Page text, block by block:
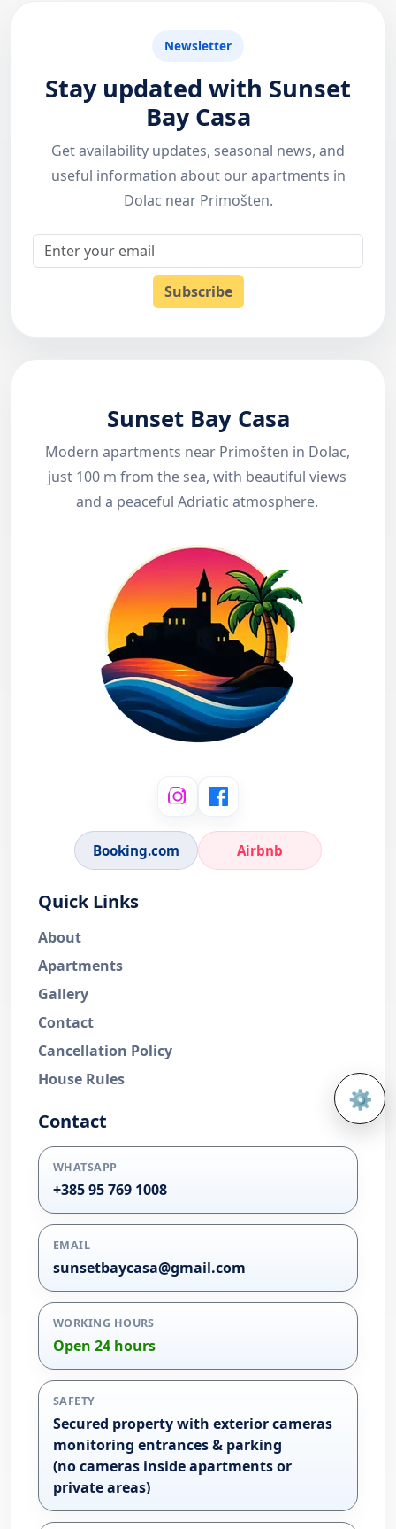
Newsletter
Stay updated with Sunset
Bay Casa
Get availability updates, seasonal news, and
useful information about our apartments in
Dolac near Primošten.
Subscribe
Sunset Bay Casa
Modern apartments near Primošten in Dolac,
just 100 m from the sea, with beautiful views
and a peaceful Adriatic atmosphere.
Booking.com Airbnb
Quick Links
About
Apartments
Gallery
Contact
Cancellation Policy
House Rules
Contact
WHATSAPP
+385 95 769 1008
EMAIL
sunsetbaycasa@gmail.com
WORKING HOURS
Open 24 hours
SAFETY
Secured property with exterior cameras
monitoring entrances & parking
(no cameras inside apartments or
private areas)
⚙️